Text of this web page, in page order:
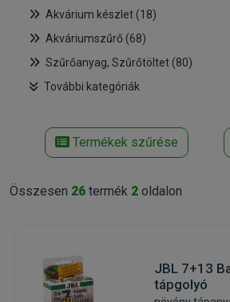
Akvárium készlet (18)
Akváriumszűrő (68)
Szűrőanyag, Szűrőtöltet (80)
További kategóriák
Termékek szűrése
Összesen 26 termék 2 oldalon
JBL 7+13
tápgolyó